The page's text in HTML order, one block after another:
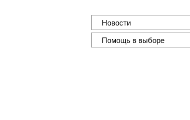
Новости
Помощь в выборе